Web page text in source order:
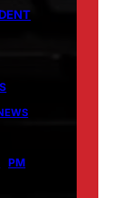
PM